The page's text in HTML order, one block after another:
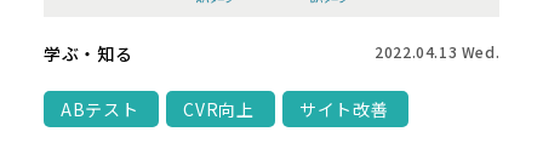
学ぶ・知る 2022.04.13 Wed.
ABテスト CVR向上 サイト改善